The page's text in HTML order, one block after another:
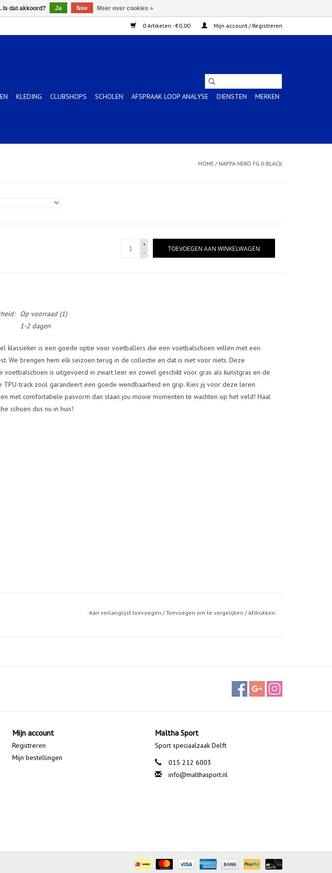
0 Artikelen - €0,00 Mijn account / Registreren
KLEDING CLUBSHOPS SCHOLEN AFSPRAAK LOOP ANALYSE DIENSTEN MERKEN
HOME / NAPPA NERO FG II-BLACK
+
-
TOEVOEGEN AAN WINKELWAGEN
Op voorraad(1)
1-2 dagen
klassieker is een goede optie voor voetballers die een voetbalschoen willen met een
We brengen hem elk seizoen terug in de collectie en dat is niet voor niets. Deze
voetbalschoen is uitgevoerd in zwart leer en zowel geschikt voor gras als kunstgras en de
TPU-track zool garandeert een goede wendbaarheid en grip. Kies jij voor deze leren
met comfortabele pasvorm dan staan jou mooie momenten te wachten op het veld! Haal
schoen dus nu in huis!
Aan verlanglijst toevoegen /Toevoegen om te vergelijken /Afdrukken
Mijn account
Registreren
Mijn bestellingen
Maltha Sport
Sport speciaalzaak Delft
015 212 6003
info@malthasport.nl
Is dat akkoord? Ja Nee Meer over cookies »